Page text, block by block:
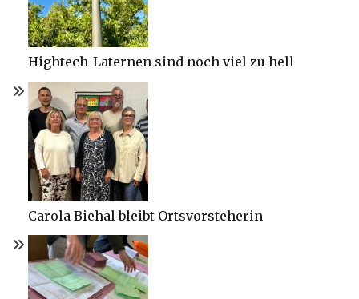
Hightech-Laternen sind noch viel zu hell
Carola Biehal bleibt Ortsvorsteherin